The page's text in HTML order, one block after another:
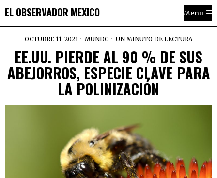
EL OBSERVADOR MEXICO Menu
OCTUBRE 11, 2021 MUNDO UN MINUTO DE LECTURA
EE.UU. PIERDE AL 90 % DE SUS
ABEJORROS, ESPECIE CLAVE PARA
LA POLINIZACIÓN